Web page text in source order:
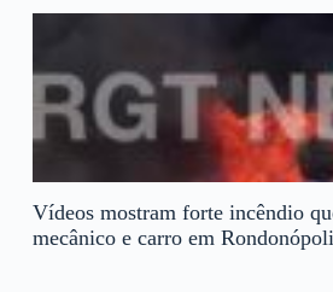
Vídeos mostram forte incêndio
mecânico e carro em